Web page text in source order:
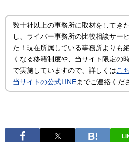
数十社以上の事務所に取材をしてき
し、ライバー事務所の比較相談サー
た！現在所属している事務所よりも
くなる移籍制度や、当サイト限定の
で実施していますので、詳しくは こ
当サイトの公式LINE までご連絡くだ